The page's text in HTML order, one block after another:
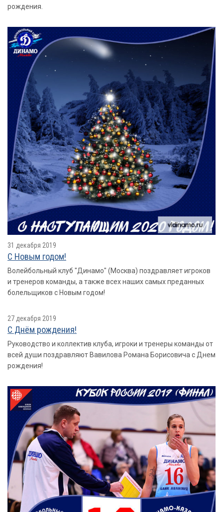
рождения.
31 декабря 2019
С Новым годом!
Волейбольный клуб "Динамо" (Москва) поздравляет игроков
и тренеров команды, а также всех наших самых преданных
болельщиков с Новым годом!
27 декабря 2019
С Днём рождения!
Руководство и коллектив клуба, игроки и тренеры команды от
всей души поздравляют Вавилова Романа Борисовича с Днем
рождения!